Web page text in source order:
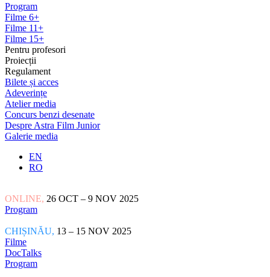
Program
Filme 6+
Filme 11+
Filme 15+
Pentru profesori
Proiecții
Regulament
Bilete și acces
Adeverințe
Atelier media
Concurs benzi desenate
Despre Astra Film Junior
Galerie media
EN
RO
ONLINE, 26 OCT – 9 NOV 2025
Program
CHIȘINĂU, 13 – 15 NOV 2025
Filme
DocTalks
Program